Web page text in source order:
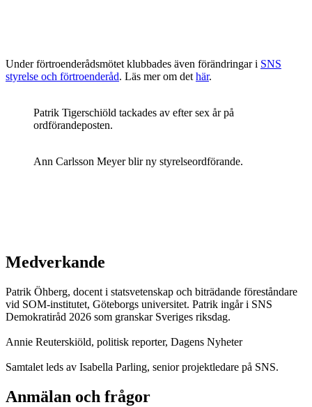
Under förtroenderådsmötet klubbades även förändringar i SNS
styrelse och förtroenderåd. Läs mer om dethär.
Patrik Tigerschiöld tackades av efter sex år på
ordförandeposten.
Ann Carlsson Meyer blir ny styrelseordförande.
Medverkande
Patrik Öhberg, docent i statsvetenskap och biträdande föreståndare
vid SOM-institutet, Göteborgs universitet. Patrik ingår i SNS
Demokratiråd 2026 som granskar Sveriges riksdag.
Annie Reuterskiöld, politisk reporter, Dagens Nyheter
Samtalet leds av Isabella Parling, senior projektledare på SNS.
Anmälan och frågor